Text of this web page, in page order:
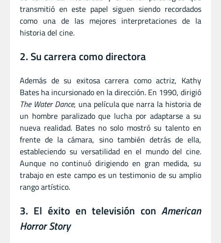
transmitió en este papel siguen siendo recordados
como una de las mejores interpretaciones de la
historia del cine.
2. Su carrera como directora
Además de su exitosa carrera como actriz, Kathy
Bates ha incursionado en la dirección. En 1990, dirigió
The Water Dance, una película que narra la historia de
un hombre paralizado que lucha por adaptarse a su
nueva realidad. Bates no solo mostró su talento en
frente de la cámara, sino también detrás de ella,
estableciendo su versatilidad en el mundo del cine.
Aunque no continuó dirigiendo en gran medida, su
trabajo en este campo es un testimonio de su amplio
rango artístico.
3. El éxito en televisión con American
Horror Story